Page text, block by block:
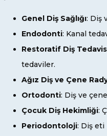
Genel Diş Sağlığı: Diş
Endodonti: Kanal
Restoratif Diş
tedaviler.
Ağız Diş ve Çene
Ortodonti: Diş ve
Çocuk Diş Hekimliği:
Periodontoloji: Diş eti